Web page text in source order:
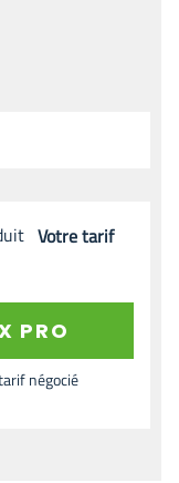
Votre tarif
PRO
négocié